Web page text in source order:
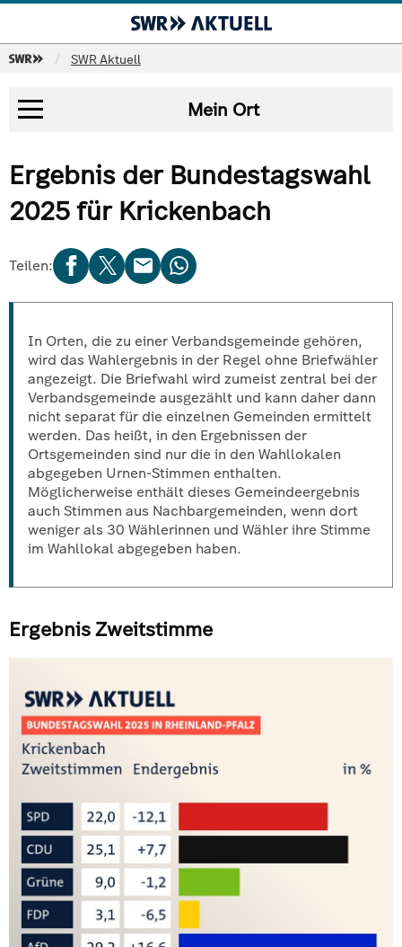
SWR SWR Aktuell
Mein Ort
Landesergebnis
Koalitionsrechner
Mein Ort
Analysen
Ergebnis der Bundestagswahl
2025 für Krickenbach
Teilen:
In Orten, die zu einer Verbandsgemeinde gehören,
wird das Wahlergebnis in der Regel ohne Briefwähler
angezeigt. Die Briefwahl wird zumeist zentral bei der
Verbandsgemeinde ausgezählt und kann daher dann
nicht separat für die einzelnen Gemeinden ermittelt
werden. Das heißt, in den Ergebnissen der
Ortsgemeinden sind nur die in den Wahllokalen
abgegeben Urnen-Stimmen enthalten.
Möglicherweise enthält dieses Gemeindeergebnis
auch Stimmen aus Nachbargemeinden, wenn dort
weniger als 30 Wählerinnen und Wähler ihre Stimme
im Wahllokal abgegeben haben.
Ergebnis Zweitstimme